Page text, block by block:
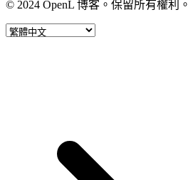
© 2024 OpenL 博客。保留所有權利。